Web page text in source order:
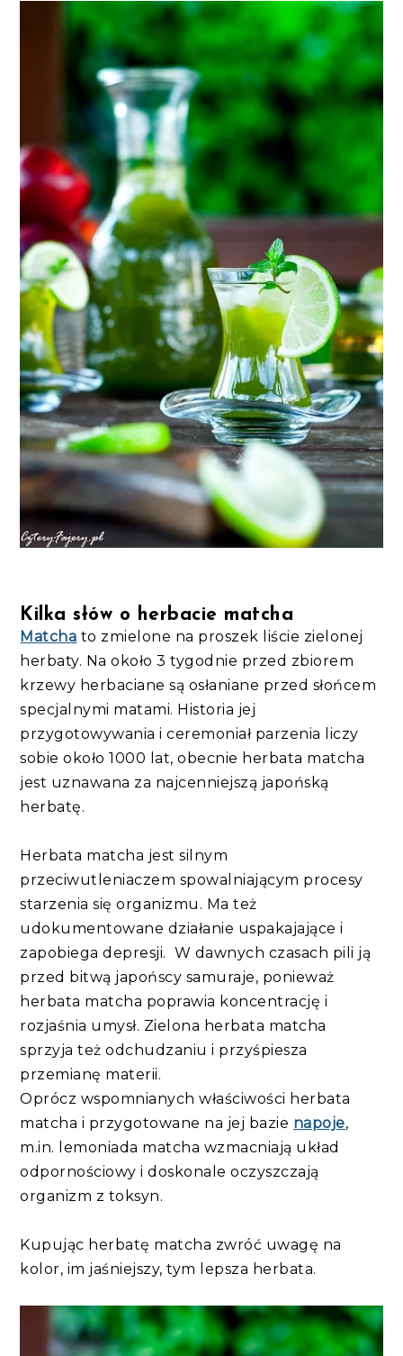
Kilka słów o herbacie matcha
Matcha to zmielone na proszek liście zielonej
herbaty. Na około 3 tygodnie przed zbiorem
krzewy herbaciane są osłaniane przed słońcem
specjalnymi matami. Historia jej
przygotowywania i ceremoniał parzenia liczy
sobie około 1000 lat, obecnie herbata matcha
jest uznawana za najcenniejszą japońską
herbatę.
Herbata matcha jest silnym
przeciwutleniaczem spowalniającym procesy
starzenia się organizmu. Ma też
udokumentowane działanie uspakajające i
zapobiega depresji. W dawnych czasach pili ją
przed bitwą japońscy samuraje, ponieważ
herbata matcha poprawia koncentrację i
rozjaśnia umysł. Zielona herbata matcha
sprzyja też odchudzaniu i przyśpiesza
przemianę materii.
Oprócz wspomnianych właściwości herbata
matcha i przygotowane na jej bazie napoje,
m.in. lemoniada matcha wzmacniają układ
odpornościowy i doskonale oczyszczają
organizm z toksyn.
Kupując herbatę matcha zwróć uwagę na
kolor, im jaśniejszy, tym lepsza herbata.